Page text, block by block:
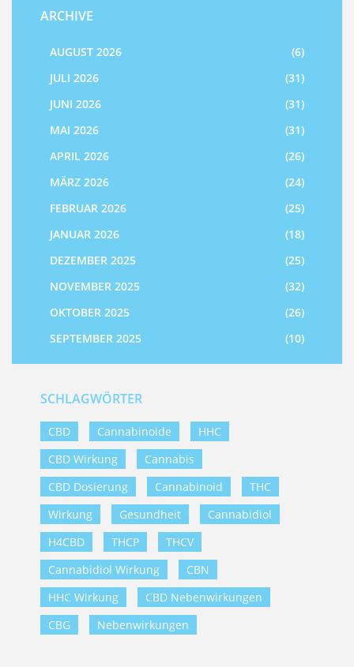
ARCHIVE
AUGUST 2026
(6)
JULI 2026
(31)
JUNI 2026
(31)
MAI 2026
(31)
APRIL 2026
(26)
MÄRZ 2026
(24)
FEBRUAR 2026
(25)
JANUAR 2026
(18)
DEZEMBER 2025
(25)
NOVEMBER 2025
(32)
OKTOBER 2025
(26)
SEPTEMBER 2025
(10)
SCHLAGWÖRTER
CBD Cannabinoide
HHC
CBD Wirkung
Cannabis
CBD Dosierung
Cannabinoid
THC
Wirkung
Gesundheit
Cannabidiol
H4CBD
THCP
THCV
Cannabidiol Wirkung
CBN
HHC Wirkung
CBD Nebenwirkungen
CBG
Nebenwirkungen